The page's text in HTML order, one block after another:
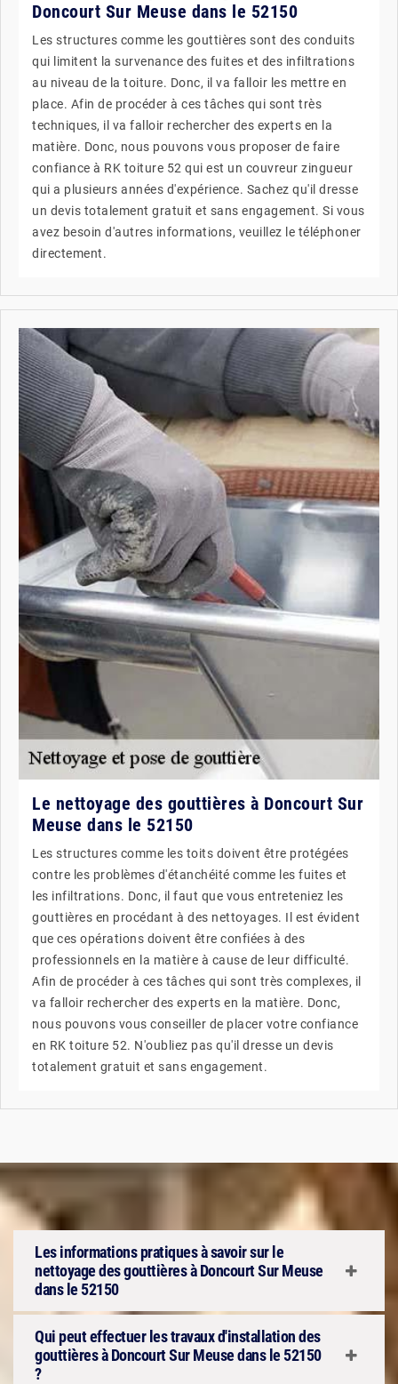
Doncourt Sur Meuse dans le 52150
Les structures comme les gouttières sont des conduits
qui limitent la survenance des fuites et des infiltrations
au niveau de la toiture. Donc, il va falloir les mettre en
place. Afin de procéder à ces tâches qui sont très
techniques, il va falloir rechercher des experts en la
matière. Donc, nous pouvons vous proposer de faire
confiance à RK toiture 52 qui est un couvreur zingueur
qui a plusieurs années d'expérience. Sachez qu'il dresse
un devis totalement gratuit et sans engagement. Si vous
avez besoin d'autres informations, veuillez le téléphoner
directement.
Le nettoyage des gouttières à Doncourt Sur
Meuse dans le 52150
Les structures comme les toits doivent être protégées
contre les problèmes d'étanchéité comme les fuites et
les infiltrations. Donc, il faut que vous entreteniez les
gouttières en procédant à des nettoyages. Il est évident
que ces opérations doivent être confiées à des
professionnels en la matière à cause de leur difficulté.
Afin de procéder à ces tâches qui sont très complexes, il
va falloir rechercher des experts en la matière. Donc,
nous pouvons vous conseiller de placer votre confiance
en RK toiture 52. N'oubliez pas qu'il dresse un devis
totalement gratuit et sans engagement.
Les informations pratiques à savoir sur le
nettoyage des gouttières à Doncourt Sur Meuse
dans le 52150
Qui peut effectuer les travaux d'installation des
gouttières à Doncourt Sur Meuse dans le 52150
?